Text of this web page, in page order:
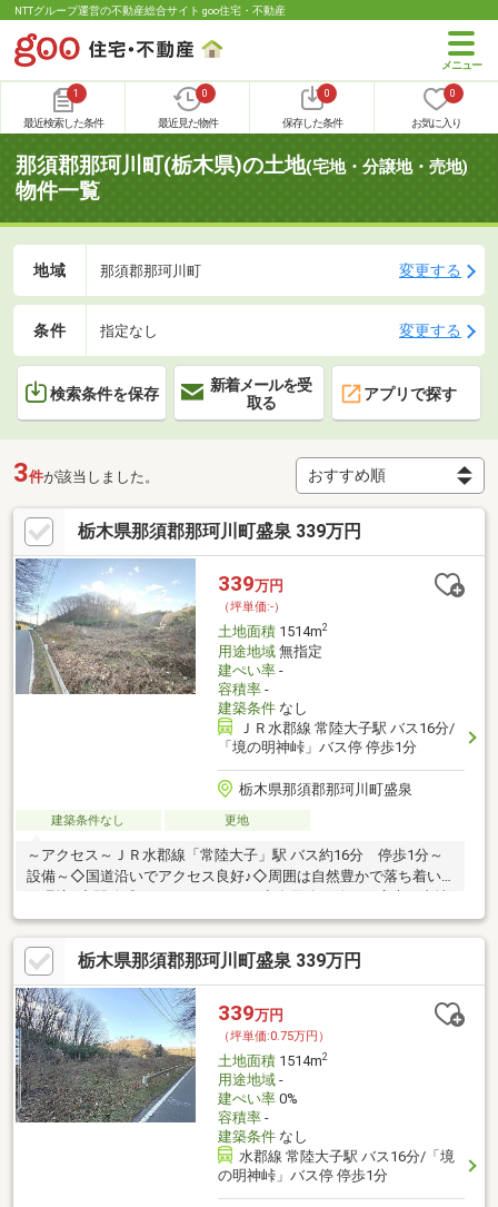
NTTグループ運営の不動産総合サイト goo住宅・不動産
1
最近検索した条件
0
最近見た物件
0
保存した条件
0
お気に入り
那須郡那珂川町(栃木県)の土地(宅地・分譲地・売地)
物件一覧
地域 那須郡那珂川町 変更する
条件 指定なし 変更する
検索条件を保存
新着メールを受
取る
アプリで探す
3件が該当しました。
栃木県那須郡那珂川町盛泉 339万円
339万円
（坪単価:-）
土地面積1514m2
用途地域無指定
建ぺい率-
容積率-
建築条件なし
ＪＲ水郡線 常陸大子駅 バス16分/
「境の明神峠」バス停 停歩1分
栃木県那須郡那珂川町盛泉
建築条件なし 更地
～アクセス～ＪＲ水郡線「常陸大子」駅 バス約16分 停歩1分～
設備～◇国道沿いでアクセス良好♪◇周囲は自然豊かで落ち着い
た環境♪◇開放感あるロケーション♪◇多用途に使える広大な土地
♪～周辺環境～セブン-イレブン 那珂川町馬頭店 車約13分リオ
ン・ドール 小川店 車約21分うぐいすの森ゴルフクラブ＆ホテル
馬頭 車約6分馬頭ゴルフ倶楽部 車約7分キャンプランドなまずっ
こ 車約6分
栃木県那須郡那珂川町盛泉 339万円
339万円
（坪単価:0.75万円）
土地面積1514m2
用途地域-
建ぺい率0%
容積率-
建築条件なし
水郡線 常陸大子駅 バス16分/「境
の明神峠」バス停 停歩1分